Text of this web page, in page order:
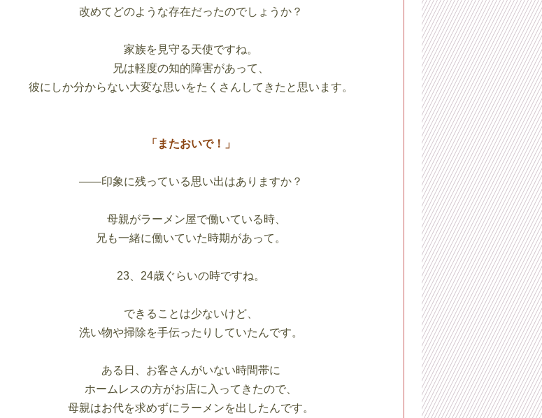
改めてどのような存在だったのでしょうか？
家族を見守る天使ですね。
兄は軽度の知的障害があって、
彼にしか分からない大変な思いをたくさんしてきたと思います。
「またおいで！」
――印象に残っている思い出はありますか？
母親がラーメン屋で働いている時、
兄も一緒に働いていた時期があって。
23、24歳ぐらいの時ですね。
できることは少ないけど、
洗い物や掃除を手伝ったりしていたんです。
ある日、お客さんがいない時間帯に
ホームレスの方がお店に入ってきたので、
母親はお代を求めずにラーメンを出したんです。